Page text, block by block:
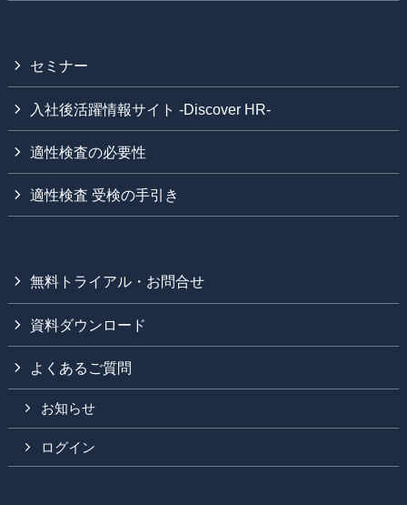
セミナー
入社後活躍情報サイト -Discover HR-
適性検査の必要性
適性検査 受検の手引き
無料トライアル・お問合せ
資料ダウンロード
よくあるご質問
お知らせ
ログイン